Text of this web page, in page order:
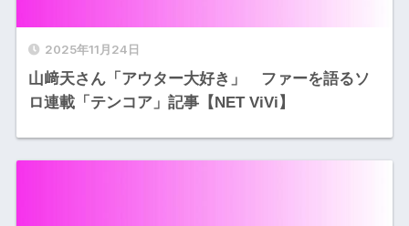
2025年11月24日
山﨑天さん「アウター大好き」 ファーを語るソ
ロ連載「テンコア」記事【NET ViVi】